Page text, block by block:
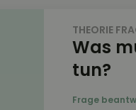
THEORIE
Was
tun?